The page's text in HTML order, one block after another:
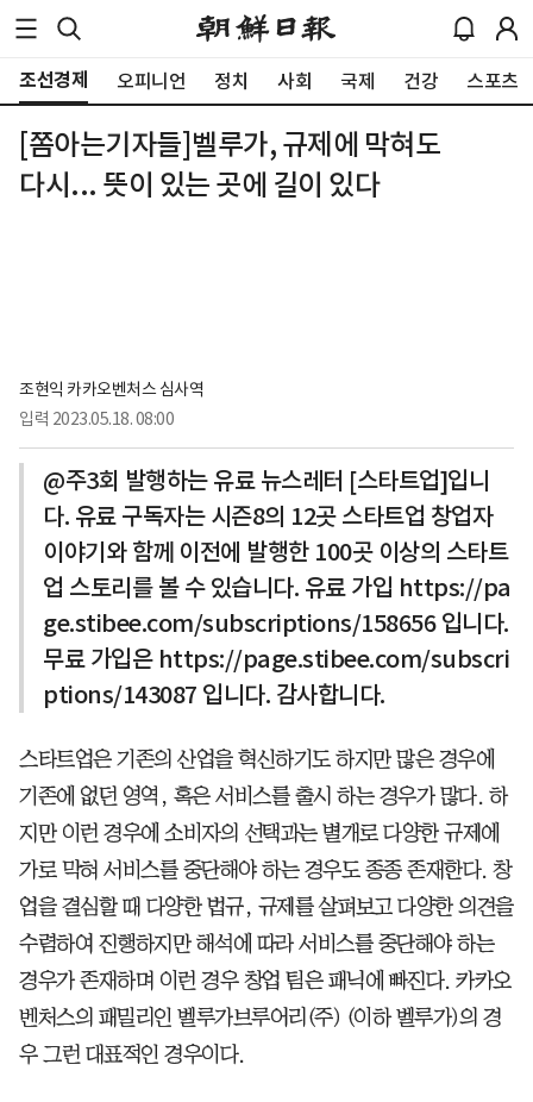
조선경제 오피니언 정치 사회 국제 건강 스포츠
[쫌아는기자들]벨루가, 규제에 막혀도
다시... 뜻이 있는 곳에 길이 있다
조현익 카카오벤처스 심사역
입력 2023.05.18. 08:00
@주3회 발행하는 유료 뉴스레터 [스타트업]입니
다. 유료 구독자는 시즌8의 12곳 스타트업 창업자
이야기와 함께 이전에 발행한 100곳 이상의 스타트
업 스토리를 볼 수 있습니다. 유료 가입 https://pa
ge.stibee.com/subscriptions/158656 입니다.
무료 가입은 https://page.stibee.com/subscri
ptions/143087 입니다. 감사합니다.
스타트업은 기존의 산업을 혁신하기도 하지만 많은 경우에
기존에 없던 영역, 혹은 서비스를 출시 하는 경우가 많다. 하
지만 이런 경우에 소비자의 선택과는 별개로 다양한 규제에
가로 막혀 서비스를 중단해야 하는 경우도 종종 존재한다. 창
업을 결심할 때 다양한 법규, 규제를 살펴보고 다양한 의견을
수렴하여 진행하지만 해석에 따라 서비스를 중단해야 하는
경우가 존재하며 이런 경우 창업 팀은 패닉에 빠진다. 카카오
벤처스의 패밀리인 벨루가브루어리(주) (이하 벨루가)의 경
우 그런 대표적인 경우이다.